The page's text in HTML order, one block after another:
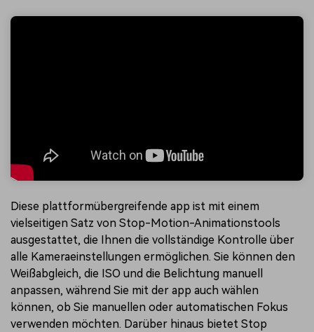
Diese plattformübergreifende app ist mit einem
vielseitigen Satz von Stop-Motion-Animationstools
ausgestattet, die Ihnen die vollständige Kontrolle über
alle Kameraeinstellungen ermöglichen. Sie können den
Weißabgleich, die ISO und die Belichtung manuell
anpassen, während Sie mit der app auch wählen
können, ob Sie manuellen oder automatischen Fokus
verwenden möchten. Darüber hinaus bietet Stop